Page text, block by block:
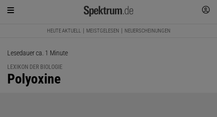
HEUTE AKTUELL MEISTGELESEN NEUERSCHEINUNGEN
Lesedauer ca. 1 Minute
LEXIKON DER BIOLOGIE
:
Polyoxine